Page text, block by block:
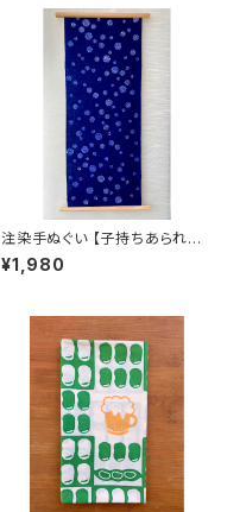
注染手ぬぐい 【子持ちあられ
青】水玉 ドット 喜多屋商店 てぬ
ぐい 日本製
¥1,980